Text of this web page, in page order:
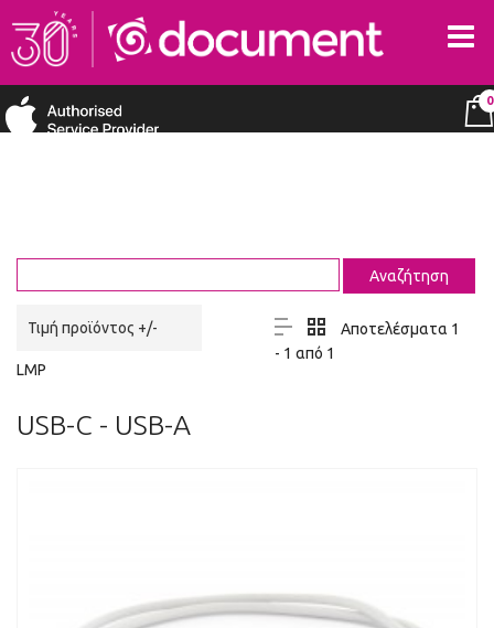
0
Τιμή προϊόντος +/-
LMP
Αποτελέσματα 1
- 1 από 1
USB-C - USB-A